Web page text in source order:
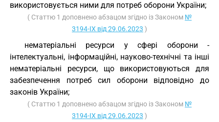
використовується ними для потреб оборони України;
( Статтю 1 доповнено абзацом згідно із Законом №
3194-IX від 29.06.2023 )
нематеріальні ресурси у сфері оборони -
інтелектуальні, інформаційні, науково-технічні та інші
нематеріальні ресурси, що використовуються для
забезпечення потреб сил оборони відповідно до
законів України;
( Статтю 1 доповнено абзацом згідно із Законом №
3194-IX від 29.06.2023 )